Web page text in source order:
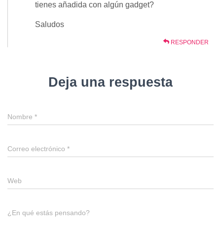
tienes añadida con algún gadget?
Saludos
RESPONDER
Deja una respuesta
Nombre *
Correo electrónico *
Web
¿En qué estás pensando?